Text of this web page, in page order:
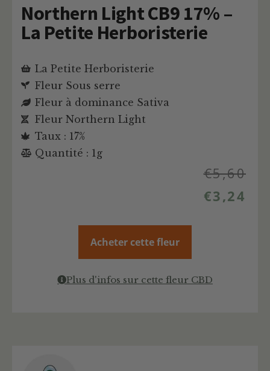
Northern Light CB9 17% –
La Petite Herboristerie
La Petite Herboristerie
Fleur Sous serre
Fleur à dominance Sativa
Fleur Northern Light
Taux : 17%
Quantité : 1g
€5,60
€3,24
Acheter cette fleur
Plus d'infos sur cette fleur CBD